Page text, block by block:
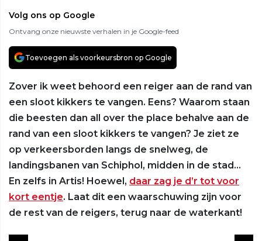
Volg ons op Google
Ontvang onze nieuwste verhalen in je Google-feed
Toevoegen als voorkeursbron op Google
Zover ik weet behoord een reiger aan de rand van
een sloot kikkers te vangen. Eens? Waarom staan
die beesten dan all over the place behalve aan de
rand van een sloot kikkers te vangen? Je ziet ze
op verkeersborden langs de snelweg, de
landingsbanen van Schiphol, midden in de stad…
En zelfs in Artis! Hoewel, daar zag je d’r tot voor
kort eentje. Laat dit een waarschuwing zijn voor
de rest van de reigers, terug naar de waterkant!